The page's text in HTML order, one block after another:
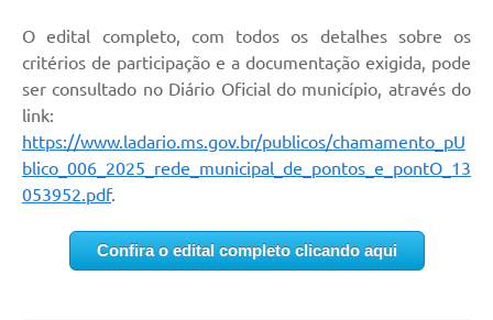
O edital completo, com todos os detalhes sobre os
critérios de participação e a documentação exigida, pode
ser consultado no Diário Oficial do município, através do
link:
https://www.ladario.ms.gov.br/publicos/chamamento_pU
blico_006_2025_rede_municipal_de_pontos_e_pontO_13
053952.pdf.
Confira o edital completo clicando aqui